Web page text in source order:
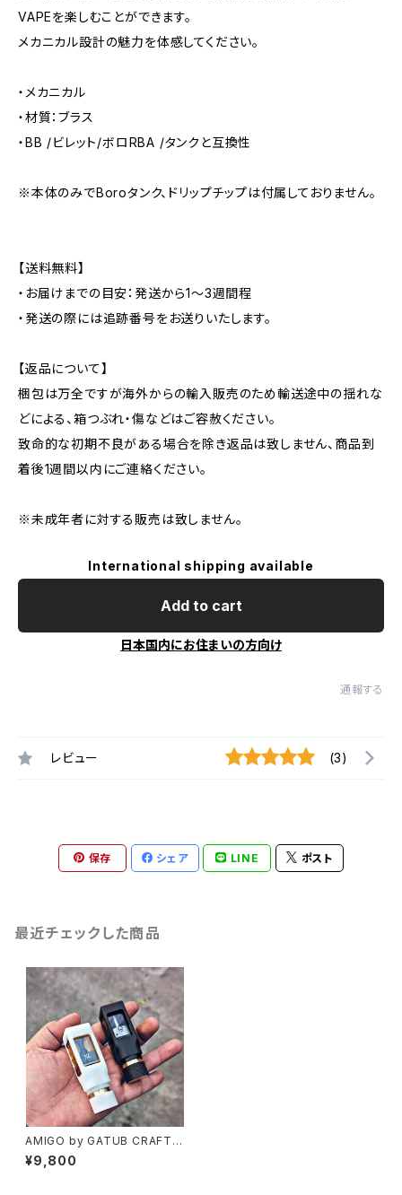
VAPEを楽しむことができます。
メカニカル設計の魅力を体感してください。
・メカニカル
・材質：ブラス
・BB /ビレット/ボロRBA /タンクと互換性
※本体のみでBoroタンク、ドリップチップは付属しておりません。
【送料無料】
・お届けまでの目安：発送から1～3週間程
・発送の際には追跡番号をお送りいたします。
【返品について】
梱包は万全ですが海外からの輸入販売のため輸送途中の揺れな
どによる、箱つぶれ・傷などはご容赦ください。
致命的な初期不良がある場合を除き返品は致しません、商品到
着後1週間以内にご連絡ください。
※未成年者に対する販売は致しません。
International shipping available
Add to cart
日本国内にお住まいの方向け
通報する
レビュー (3)
保存 シェア LINE ポスト
最近チェックした商品
AMIGO by GATUB CRAFTS
【CLONE】【送料無料】【1 x 183
50 / 18650】【Mechanical M
¥9,800